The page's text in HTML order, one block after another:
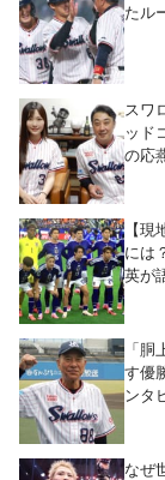
たル
スワ
ッド
の応
【
には
英が
「
す優
ンタ
なぜ